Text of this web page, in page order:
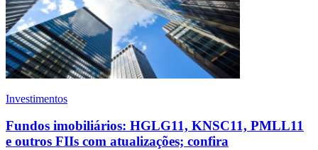
Investimentos
Fundos imobiliários: HGLG11, KNSC11, PMLL11
e outros FIIs com atualizações; confira